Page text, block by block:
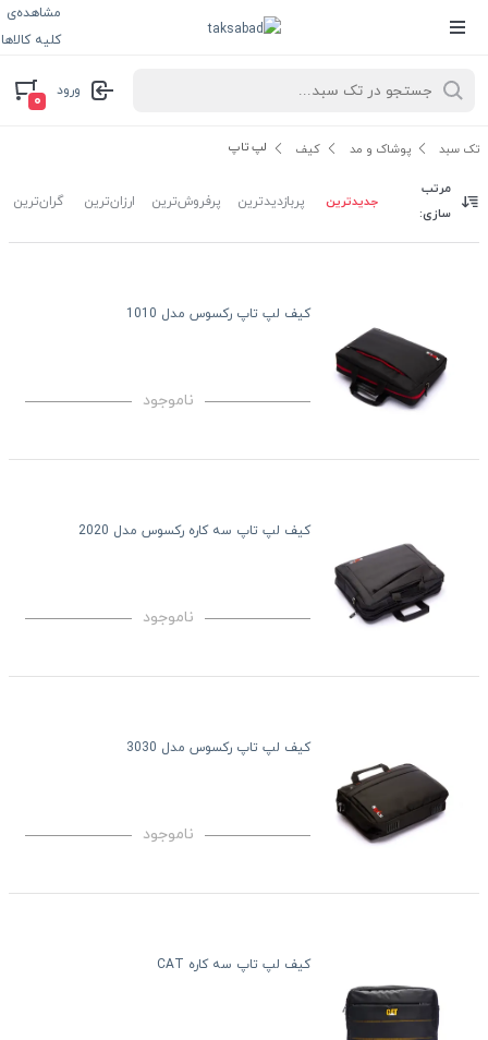
مشاهده‌ی
کلیه کالاها
ورود
۰
تک سبد پوشاک و مد کیف لپ تاپ
مرتب
سازی:
جدیدترین پربازدیدترین پرفروش‌ترین ارزان‌ترین گران‌ترین
کیف لپ تاپ رکسوس مدل 1010
ناموجود
کیف لپ تاپ سه کاره رکسوس مدل 2020
ناموجود
کیف لپ تاپ رکسوس مدل 3030
ناموجود
کیف لپ تاپ سه کاره CAT